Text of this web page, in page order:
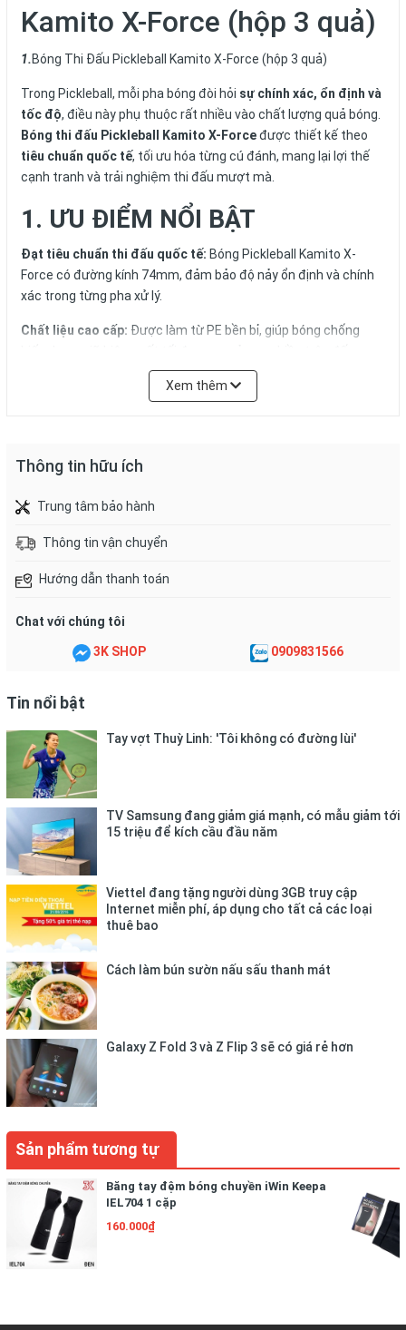
Kamito X-Force (hộp 3 quả)
1.Bóng Thi Đấu Pickleball Kamito X-Force (hộp 3 quả)
Trong Pickleball, mỗi pha bóng đòi hỏi sự chính xác, ổn định và
tốc độ, điều này phụ thuộc rất nhiều vào chất lượng quả bóng.
Bóng thi đấu Pickleball Kamito X-Forceđược thiết kế theo
tiêu chuẩn quốc tế, tối ưu hóa từng cú đánh, mang lại lợi thế
cạnh tranh và trải nghiệm thi đấu mượt mà.
1. ƯU ĐIỂM NỔI BẬT
Đạt tiêu chuẩn thi đấu quốc tế: Bóng Pickleball Kamito X-
Force có đường kính 74mm, đảm bảo độ nảy ổn định và chính
xác trong từng pha xử lý.
Chất liệu cao cấp: Được làm từ PE bền bỉ, giúp bóng chống
40 lỗ phân bố hợp lý giúp tăng tốc độ bóng,
Hiệu suất vượt trội:Đường kính lỗ 7mm giúp kiểm soát bóng
hóc.
Trọng lượng lý tưởng:26g mang đến sự cân bằng hoàn hảo
những pha bóng dứt khoát.
Màu sắc nổi bật:Xanh lá dễ nhận diện trong mọi điều kiện ánh
Chất liệu:PE cao cấp, chống biến dạng
Đường kính bóng: 74mm
Số lỗ:40 lỗ, đường kính lỗ 7mm
Trọng lượng: 26g
Màu sắc:
3. HƯỚNG DẪN BẢO QUẢN
Bảo quản bóng ở nơi khô ráo, thoáng mát, tránh tiếp xúc với
nhiệt độ cao hoặc ánh nắng trực tiếp trong thời gian dài.
Tránh để bóng chịu áp lực lớn hoặc vật nặng đè lên để duy trì
hình dạng chuẩn.
Vệ sinh nhẹ nhàng bằng khăn ẩm để loại bỏ bụi bẩn, giúp bóng
luôn trong trạng thái tốt nhất khi sử dụng.
Xem thêm
Thông tin hữu ích
Trung tâm bảo hành
Thông tin vận chuyển
Hướng dẫn thanh toán
Chat với chúng tôi
3K SHOP 0909831566
Tin nổi bật
Tay vợt Thuỳ Linh: 'Tôi không có đường lùi'
TV Samsung đang giảm giá mạnh, có mẫu giảm tới
15 triệu để kích cầu đầu năm
Viettel đang tặng người dùng 3GB truy cập
Internet miễn phí, áp dụng cho tất cả các loại
thuê bao
Cách làm bún sườn nấu sấu thanh mát
Galaxy Z Fold 3 và Z Flip 3 sẽ có giá rẻ hơn
Sản phẩm tương tự
Băng tay đệm bóng chuyền iWin Keepa
IEL704 1 cặp
160.000₫